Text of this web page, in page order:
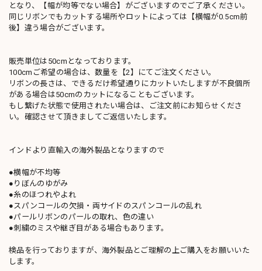
となり、【幅が均等でない場合】がございますのでご了承ください。
同じリボンでもカットする場所やロットによっては【横幅が0.5cm前
後】違う場合がございます。
販売単位は50cmとなっております。
100cmご希望の場合は、数量を【2】にてご注文ください。
リボンの長さは、できるだけ希望通りにカットいたしますが不良個所
がある場合は50cmのカットになることもございます。
もし繋げた状態で使用されたい場合は、ご注文前にお知らせくださ
い。確認させて頂きましてご返信いたします。
インドより直輸入の海外製品となりますので
●横幅が不均等
●りぼんのゆがみ
●糸のほつれやよれ
●スパンコールの欠損・両サイドのスパンコールの乱れ
●パールリボンのパールの取れ、色の違い
●刺繍のミスや継ぎ目がある場合もあります。
検品を行っておりますが、海外製品とご理解の上ご購入をお願いいた
します。